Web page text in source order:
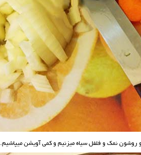
نمک و فلفل سیاه میزنیم و کمی آویشن میپاشیم.